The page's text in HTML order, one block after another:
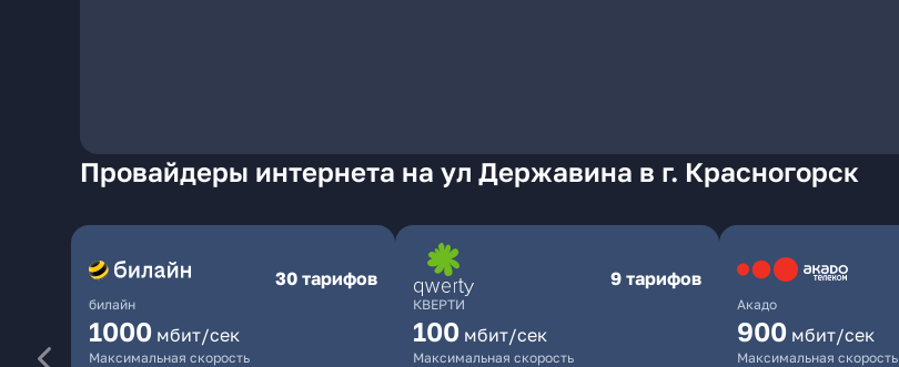
Провайдеры интернета на ул Державина в г. Красногорск
билайн
30 тарифов
1000 мбит/сек
Максимальная скорость
КВЕРТИ
9 тарифов
100 мбит/сек
Максимальная скорость
Акадо
900 мбит/сек
Максимальная скорость